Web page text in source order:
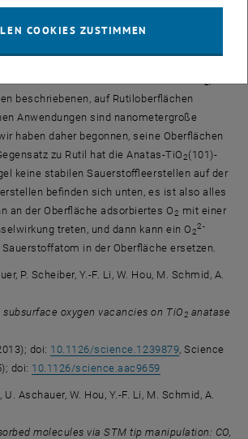
2
beschriebenen, auf Rutiloberflächen
Anwendungen sind nanometergroße
haben daher begonnen, seine Oberflächen
zu Rutil hat die Anatas-TiO2(101)-
keine stabilen Sauerstoffleerstellen auf der
befinden sich unten, es ist also alles
an der Oberfläche adsorbiertes O2 mit einer
treten, und dann kann ein O2
2-
in der Oberfläche ersetzen.
P. Scheiber, Y.-F. Li, W. Hou, M. Schmid, A.
subsurface oxygen vacancies on TiO 2 anatase
doi: 10.1126/science.1239879 , Science
doi: 10.1126/science.aac9659
Aschauer, W. Hou, Y.-F. Li, M. Schmid, A.
molecules via STM tip manipulation: CO,
COOKIES ZUSTIMMEN